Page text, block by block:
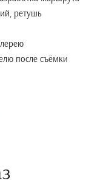
ретушь
после съёмки